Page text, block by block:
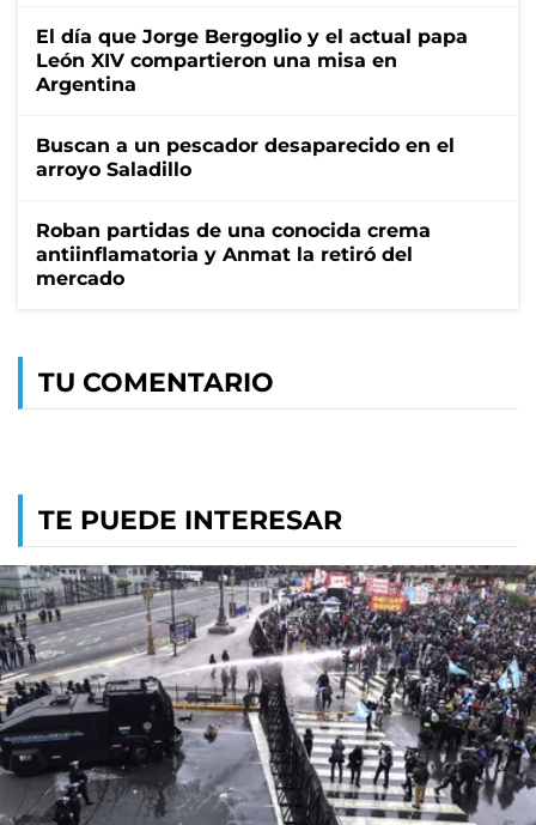
El día que Jorge Bergoglio y el actual papa
León XIV compartieron una misa en
Argentina
Buscan a un pescador desaparecido en el
arroyo Saladillo
Roban partidas de una conocida crema
antiinflamatoria y Anmat la retiró del
mercado
TU COMENTARIO
TE PUEDE INTERESAR